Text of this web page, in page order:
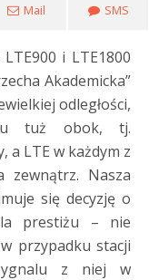
Mail SMS
i LTE1800
Akademicka”
odległości,
tuż obok, tj.
a LTE w każdym z
zewnątrz. Nasza
się decyzję o
prestiżu – nie
przypadku stacji
z niej w